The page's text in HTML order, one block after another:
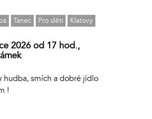
Tanec Pro děti Klatovy
2026 od 17 hod.,
hudba, smích a dobré jídlo
!